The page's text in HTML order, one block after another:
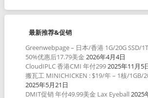
最新推荐&促销
Greenwebpage – 日本/香港 1G/20G SSD/
50%优惠后17.79美金 2026年4月4日
CloudIPLC 香港CMI 年付2992025年11月5
搬瓦工 MINICHICKEN : $19/年 – 1核/1GB/
2025年5月21日
DMIT促销 年付49.99美金 Lax Eyeball 2025